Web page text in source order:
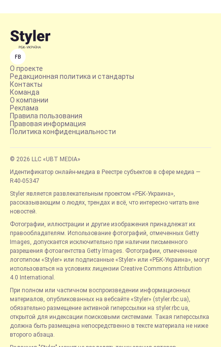
FB
О проекте
Редакционная политика и стандарты
Контакты
Команда
О компании
Реклама
Правила пользования
Правовая информация
Политика конфиденциальности
© 2026 LLC «UBT MEDIA»
Идентификатор онлайн-медиа в Реестре субъектов в сфере медиа —
R40-05347
Styler является развлекательным проектом «РБК-Украина»,
рассказывающим о людях, трендах и всё, что интересно читать вне
новостей.
Фотографии, иллюстрации и другие изображения принадлежат их
правообладателям. Использование фотографий, отмеченных Getty
Images, допускается исключительно при наличии письменного
разрешения фотоагентства Getty Images. Фотографии, отмеченные
логотипом «Styler» или подписанные «Styler» или «РБК-Украина», могут
использоваться на условиях лицензии Creative Commons Attribution
4.0 International.
При полном или частичном воспроизведении информационных
материалов, опубликованных на вебсайте «Styler» (styler.rbc.ua),
обязательно размещение активной гиперссылки на styler.rbc.ua,
открытой для индексации поисковыми системами. Такая гиперссылка
должна быть размещена непосредственно в тексте материала не ниже
второго абзаца.